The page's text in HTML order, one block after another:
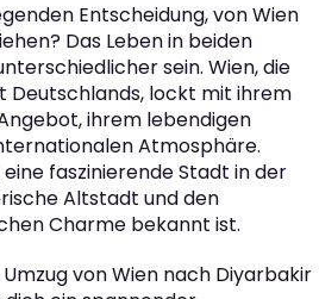
Entscheidung, von Wien
Das Leben in beiden
sein. Wien, die
Deutschlands, lockt mit ihrem
ihrem lebendigen
Atmosphäre.
faszinierende Stadt in der
Altstadt und den
Charme bekannt ist.
von Wien nach Diyarbakir